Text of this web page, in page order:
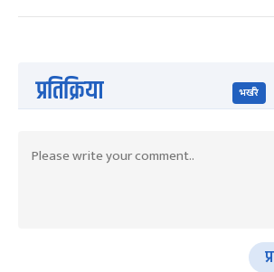
प्रतिक्रिया भर्खरै